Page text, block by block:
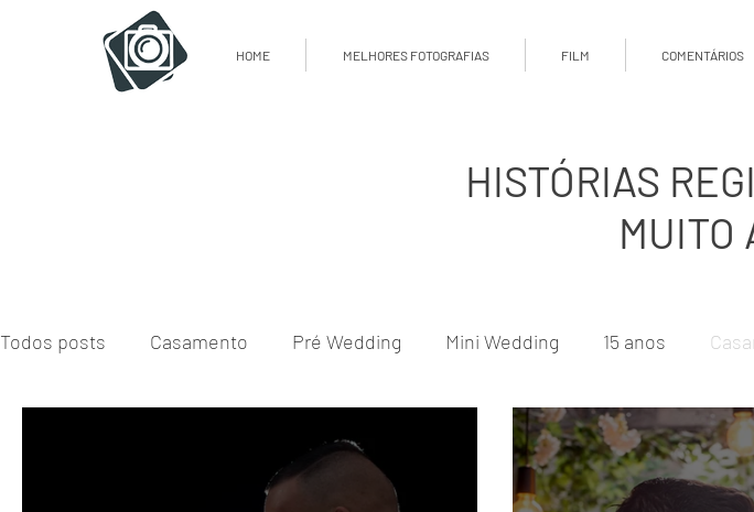
HOME MELHORES FOTOGRAFIAS FILM COMENTÁRIOS
HISTÓRIAS
MUITO
Todos posts Casamento Pré Wedding Mini Wedding 15 anos
Ensaio Família Ensaio